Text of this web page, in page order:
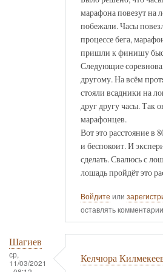
марафона повезут
побежали. Часы
процессе бега,
пришли к финишу
Следующие
другому. На всём
стояли всадники на
друг другу часы. Так
марафонцев.
Вот это расстояние в
и беспокоит. И
сделать. Свалюсь с
лошадь пройдёт это
Войдите или
оставлять комментарии
Шагиев
ср,
11/03/2021
Келчюра